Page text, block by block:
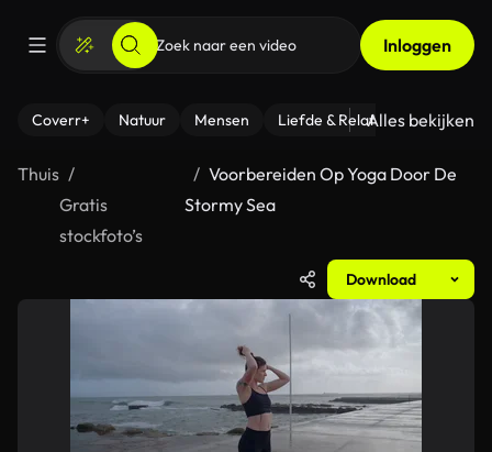
Inloggen
Coverr+ Natuur Mensen Liefde & Relaties - Fitness
Alles bekijken
Thuis
Gratis
stockfoto’s
Voorbereiden Op Yoga Door De
Stormy Sea
Download